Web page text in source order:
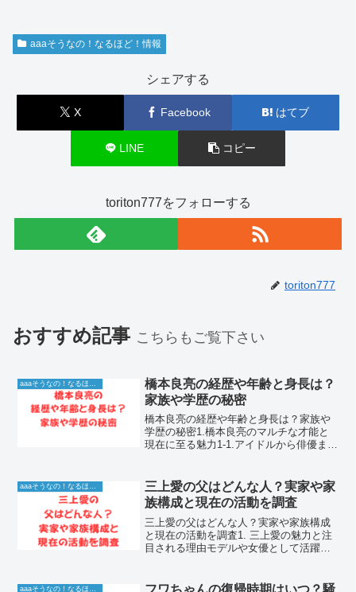
aaaそうなの！なるほど！情報
シェアする
X Facebook はてブ
LINE コピー
toriton777をフォローする
toriton777
おすすめ記事 こちらもご覧下さい
橋本良亮の経歴や年齢と身長は？
家族や学歴の秘密
橋本良亮の経歴や年齢と身長は？家族や
学歴の秘密1.橋本良亮のマルチな才能と
現在に至る魅力1-1.アイドルから俳優まで
し続けるトップアイドルです。デビュー
以来、グループの...
aaaそうなの！なるほど！情報
三上愛の父はどんな人？実家や家
族構成と現在の活動を調査
三上愛の父はどんな人？実家や家族構成
と現在の活動を調査1. 三上愛の魅力と注
目される理由モデルや女優として活躍
の一挙手一投足には注目が集まってお
aaaそうなの！なるほど！情報